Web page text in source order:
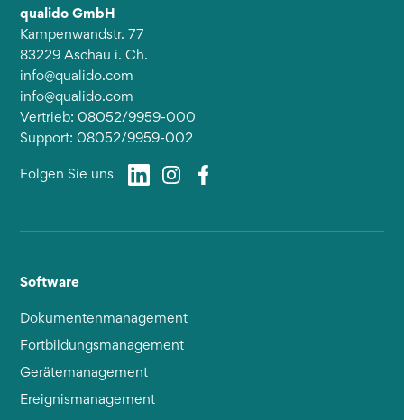
qualido GmbH
Kampenwandstr. 77
83229 Aschau i. Ch.
info@qualido.com
info@qualido.com
Vertrieb: 08052/9959-000
Support: 08052/9959-002
Folgen Sie uns
Software
Dokumentenmanagement
Fortbildungsmanagement
Gerätemanagement
Ereignismanagement